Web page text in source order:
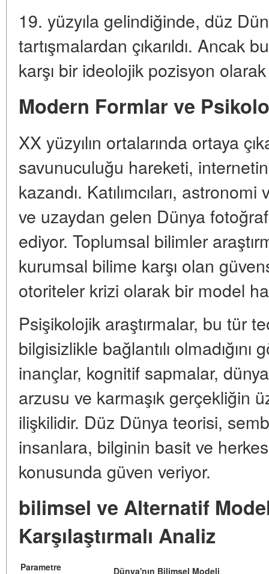
19. yüzyıla gelindiğinde, düz
tartışmalardan çıkarıldı. Ancak
karşı bir ideolojik pozisyon
Modern Formlar ve
XX yüzyılın ortalarında ortaya
savunuculuğu hareketi,
kazandı. Katılımcıları,
ve uzaydan gelen Dünya
ediyor. Toplumsal bilimler
kurumsal bilime karşı olan
otoriteler krizi olarak bir model
Psişikolojik araştırmalar, bu tür
bilgisizlikle bağlantılı
inançlar, kognitif sapmalar,
arzusu ve karmaşık gerçekliğin
ilişkilidir. Düz Dünya teorisi,
insanlara, bilginin basit ve
konusunda güven veriyor.
bilimsel ve Alternatif
Karşılaştırmalı Analiz
Parametre Dünya'nın Bilimsel Modeli